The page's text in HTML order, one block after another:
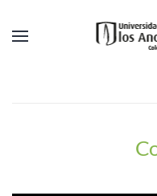
Skip to main content